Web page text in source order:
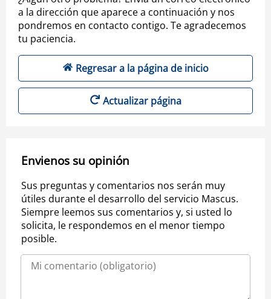
a la dirección que aparece a continuación y nos
pondremos en contacto contigo. Te agradecemos
tu paciencia.
Regresar a la página de inicio
Actualizar página
Envienos su opinión
Sus preguntas y comentarios nos serán muy
útiles durante el desarrollo del servicio Mascus.
Siempre leemos sus comentarios y, si usted lo
solicita, le respondemos en el menor tiempo
posible.